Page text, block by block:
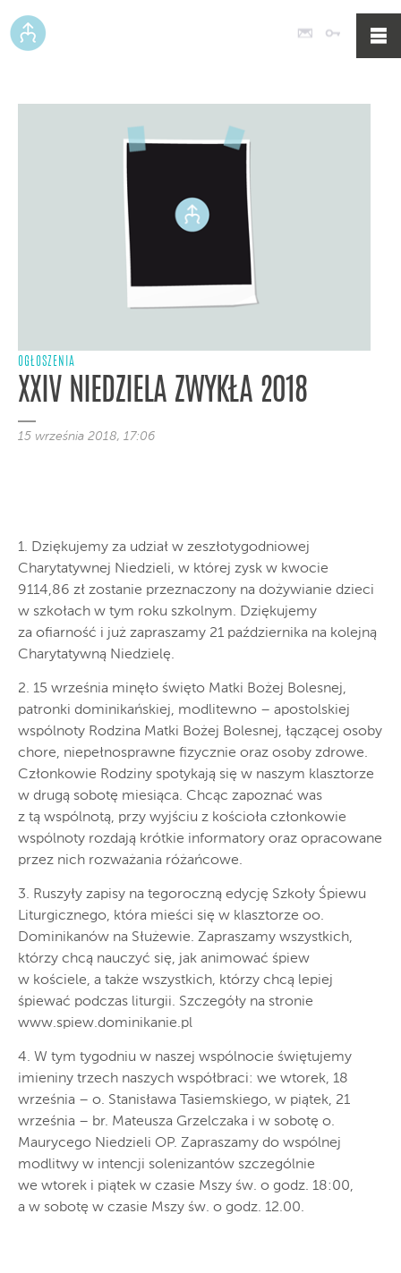
Poczta
OGŁOSZENIA
XXIV NIEDZIELA ZWYKŁA 2018
15 września 2018, 17:06
1. Dziękujemy za udział w zeszłotygodniowej
Charytatywnej Niedzieli, w której zysk w kwocie
9114,86 zł zostanie przeznaczony na dożywianie dzieci
w szkołach w tym roku szkolnym. Dziękujemy
za ofiarność i już zapraszamy 21 października na kolejną
Charytatywną Niedzielę.
2. 15 września minęło święto Matki Bożej Bolesnej,
patronki dominikańskiej, modlitewno – apostolskiej
wspólnoty Rodzina Matki Bożej Bolesnej, łączącej osoby
chore, niepełnosprawne fizycznie oraz osoby zdrowe.
Członkowie Rodziny spotykają się w naszym klasztorze
w drugą sobotę miesiąca. Chcąc zapoznać was
z tą wspólnotą, przy wyjściu z kościoła członkowie
wspólnoty rozdają krótkie informatory oraz opracowane
przez nich rozważania różańcowe.
3. Ruszyły zapisy na tegoroczną edycję Szkoły Śpiewu
Liturgicznego, która mieści się w klasztorze oo.
Dominikanów na Służewie. Zapraszamy wszystkich,
którzy chcą nauczyć się, jak animować śpiew
w kościele, a także wszystkich, którzy chcą lepiej
śpiewać podczas liturgii. Szczegóły na stronie
www.spiew.dominikanie.pl
4. W tym tygodniu w naszej wspólnocie świętujemy
imieniny trzech naszych współbraci: we wtorek, 18
września – o. Stanisława Tasiemskiego, w piątek, 21
września – br. Mateusza Grzelczaka i w sobotę o.
Maurycego Niedzieli OP. Zapraszamy do wspólnej
modlitwy w intencji solenizantów szczególnie
we wtorek i piątek w czasie Mszy św. o godz. 18:00,
a w sobotę w czasie Mszy św. o godz. 12.00.